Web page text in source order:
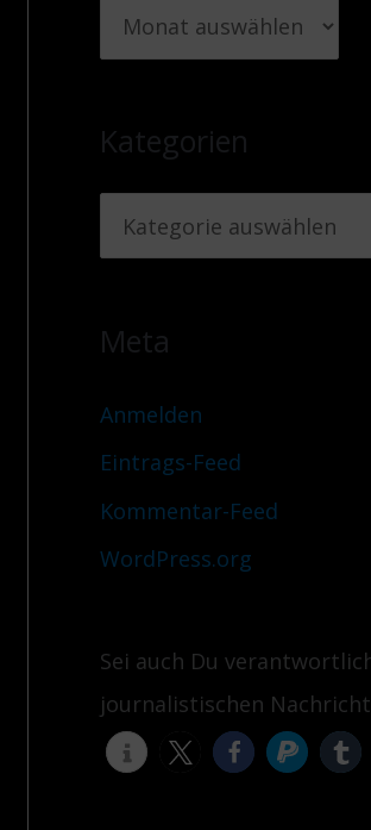
Kategorien
Meta
Anmelden
Eintrags-Feed
Kommentar-Feed
WordPress.org
Sei auch Du
journalistischen